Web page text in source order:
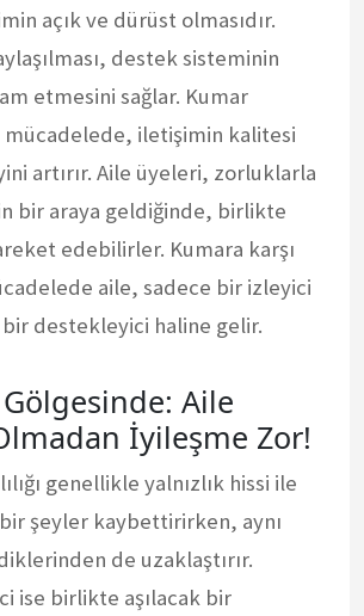
açık ve dürüst olmasıdır.
destek sisteminin
etmesini sağlar. Kumar
mücadelede, iletişimin kalitesi
artırır. Aile üyeleri, zorluklarla
bir araya geldiğinde, birlikte
edebilirler. Kumara karşı
aile, sadece bir izleyici
destekleyici haline gelir.
Aile
İyileşme Zor!
genellikle yalnızlık hissi ile
şeyler kaybettirirken, aynı
de uzaklaştırır.
ise birlikte aşılacak bir